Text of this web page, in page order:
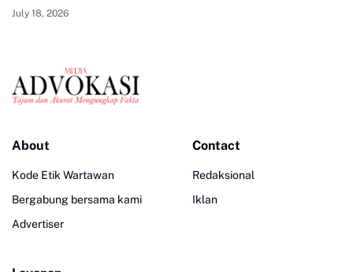
July 18, 2026
About
Kode Etik Wartawan
Bergabung bersama kami
Advertiser
Contact
Redaksional
Iklan